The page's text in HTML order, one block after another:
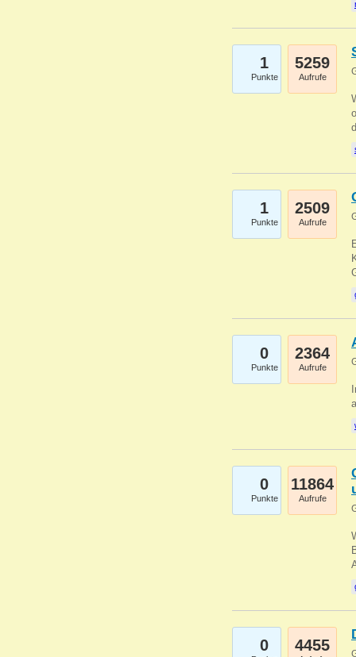
1
Punkte
5259
Aufrufe
1
Punkte
2509
Aufrufe
0
Punkte
2364
Aufrufe
0
Punkte
11864
Aufrufe
0 4455